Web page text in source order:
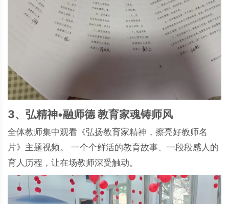
3、弘精神•融师德 教育家魂铸师风
全体教师集中观看《弘扬教育家精神，擦亮好教师名
片》主题视频。 一个个鲜活的教育故事、一段段感人的
育人历程，让在场教师深受触动。